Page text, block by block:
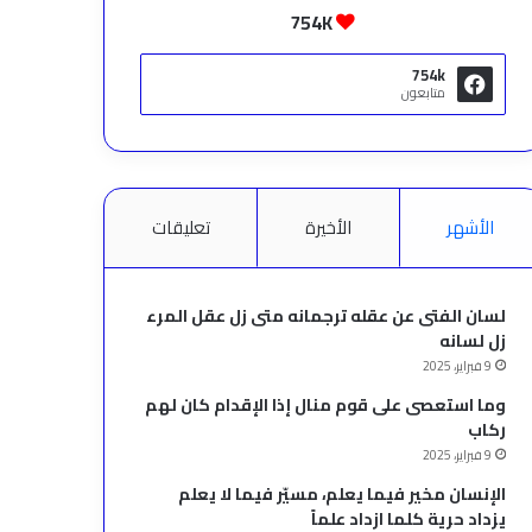
754K
754k
متابعون
الأشهر الأخيرة تعليقات
لسان الفتى عن عقله ترجمانه متى زل عقل المرء
زل لسانه
9 فبراير، 2025
وما استعصى على قوم منال إذا الإقدام كان لهم
ركاب
9 فبراير، 2025
الإنسان مخير فيما يعلم، مسيّر فيما لا يعلم
يزداد حرية كلما ازداد علماً